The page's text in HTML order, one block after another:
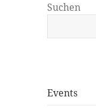
Suchen
Events